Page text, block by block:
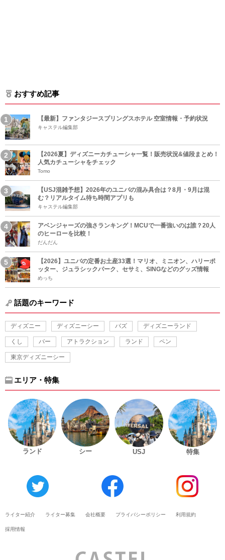
おすすめ記事
【最新】ファンタジースプリングスホテル 空室情報・予約状況
キャステル編集部
【2026夏】ディズニーカチューシャ一覧！販売状況&値段まとめ！
人気カチューシャをチェック
Tomo
【USJ混雑予想】2026年のユニバの混み具合は？8月・9月は混
む？リアルタイム待ち時間アプリも
キャステル編集部
アベンジャーズの強さランキング！MCUで一番強いのは誰？20人
のヒーローを比較！
だんだん
【2026】ユニバの定番お土産33選！マリオ、ミニオン、ハリーポ
ッター、ジュラシックパーク、セサミ、SINGなどのグッズ情報
めっち
話題のキーワード
ディズニー ディズニーシー バズ ディズニーランド
くし バー アトラクション ランド ペン
東京ディズニーシー
エリア・特集
ランド シー USJ 特集
ライター紹介 ライター募集 会社概要 プライバシーポリシー 利用規約
採用情報